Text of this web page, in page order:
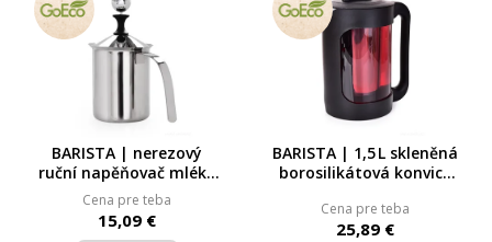
BARISTA | nerezový
ruční napěňovač mléka
500 ml | šlehač na
studené i teplé mléko
Cena pre teba
15,09 €
BARISTA | 1,5 L skleněná
borosilikátová konvice
kávu a čaj
Cena pre teba
25,89 €